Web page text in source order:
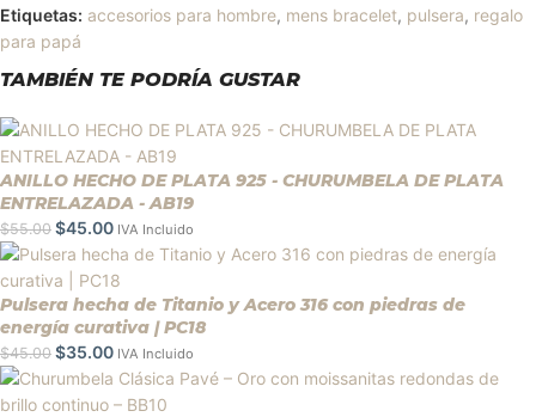
Etiquetas: accesorios para hombre, mens bracelet, pulsera, regalo
para papá
TAMBIÉN TE PODRÍA GUSTAR
ANILLO HECHO DE PLATA 925 - CHURUMBELA DE PLATA
ENTRELAZADA - AB19
$55.00 $45.00 IVA Incluido
Pulsera hecha de Titanio y Acero 316 con piedras de
energía curativa | PC18
$45.00 $35.00 IVA Incluido